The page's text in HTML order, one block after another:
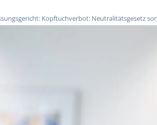
Kopftuchverbot: Neutralitätsgesetz